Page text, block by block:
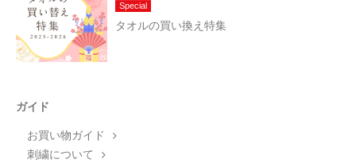
Special
タオルの買い換え特集
ガイド
お買い物ガイド
刺繍について